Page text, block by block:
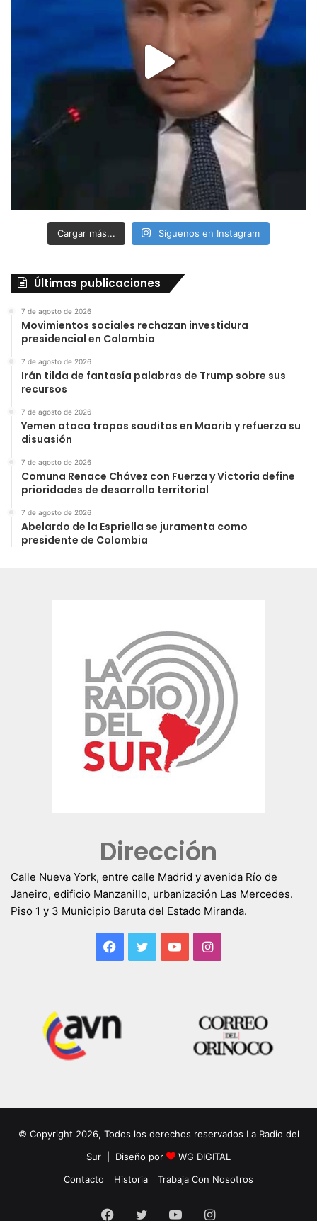
Cargar más... Síguenos en Instagram
Últimas publicaciones
7 de agosto de 2026
Movimientos sociales rechazan investidura
presidencial en Colombia
7 de agosto de 2026
Irán tilda de fantasía palabras de Trump sobre sus
recursos
7 de agosto de 2026
Yemen ataca tropas sauditas en Maarib y refuerza su
disuasión
7 de agosto de 2026
Comuna Renace Chávez con Fuerza y Victoria define
prioridades de desarrollo territorial
7 de agosto de 2026
Abelardo de la Espriella se juramenta como
presidente de Colombia
Dirección
Calle Nueva York, entre calle Madrid y avenida Río de
Janeiro, edificio Manzanillo, urbanización Las Mercedes.
Piso 1 y 3 Municipio Baruta del Estado Miranda.
Facebook
TwitterYouTubeInstagram
© Copyright 2026, Todos los derechos reservados La Radio del
Sur | Diseño por
WG DIGITAL
Contacto
Historia Trabaja Con Nosotros
Facebook
TwitterYouTubeInstagram